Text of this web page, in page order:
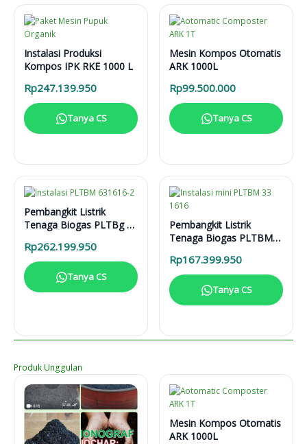
Instalasi Produksi
Kompos IPK RKE 1000 L
Rp247.139.950
Tanya CS
Mesin Kompos Otomatis
ARK 1000L
Rp99.500.000
Tanya CS
Pembangkit Listrik
Tenaga Biogas PLTBg 6-
Rp262.199.950
Tanya CS
Pembangkit Listrik
Tenaga Biogas PLTBM
Rp167.399.950
Tanya CS
Produk Unggulan
Mesin Kompos Otomatis
ARK 1000L